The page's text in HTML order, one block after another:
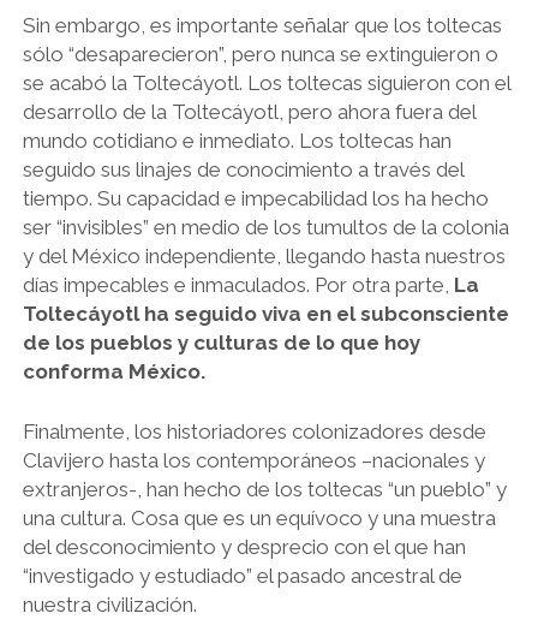
Sin embargo, es importante señalar que los toltecas
sólo “desaparecieron”, pero nunca se extinguieron o
se acabó la Toltecáyotl. Los toltecas siguieron con el
desarrollo de la Toltecáyotl, pero ahora fuera del
mundo cotidiano e inmediato. Los toltecas han
seguido sus linajes de conocimiento a través del
tiempo. Su capacidad e impecabilidad los ha hecho
ser “invisibles” en medio de los tumultos de la colonia
y del México independiente, llegando hasta nuestros
días impecables e inmaculados. Por otra parte, La
Toltecáyotl ha seguido viva en el subconsciente
de los pueblos y culturas de lo que hoy
conforma México.
Finalmente, los historiadores colonizadores desde
Clavijero hasta los contemporáneos –nacionales y
extranjeros-, han hecho de los toltecas “un pueblo” y
una cultura. Cosa que es un equívoco y una muestra
del desconocimiento y desprecio con el que han
“investigado y estudiado” el pasado ancestral de
nuestra civilización.